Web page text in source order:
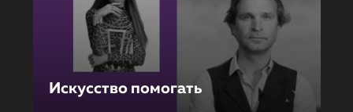
Искусство помогать